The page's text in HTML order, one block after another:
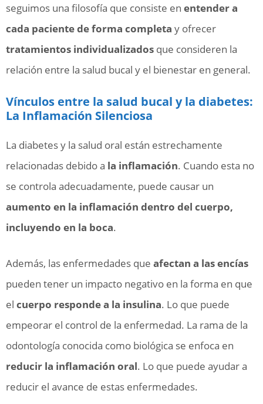
seguimos una filosofía que consiste en entender a
cada paciente de forma completa y ofrecer
tratamientos individualizados que consideren la
relación entre la salud bucal y el bienestar en general.
Vínculos entre la salud bucal y la diabetes:
La Inflamación Silenciosa
La diabetes y la salud oral están estrechamente
relacionadas debido a la inflamación. Cuando esta no
se controla adecuadamente, puede causar un
aumento en la inflamación dentro del cuerpo,
incluyendo en la boca.
Además, las enfermedades que afectan a las encías
pueden tener un impacto negativo en la forma en que
el cuerpo responde a la insulina. Lo que puede
empeorar el control de la enfermedad. La rama de la
odontología conocida como biológica se enfoca en
reducir la inflamación oral. Lo que puede ayudar a
reducir el avance de estas enfermedades.